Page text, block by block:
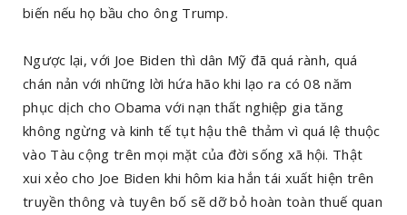
biến nếu họ bầu cho ông Trump.
Ngược lại, với Joe Biden thì dân Mỹ đã quá rành, quá
chán nản với những lời hứa hão khi lạo ra có 08 năm
phục dịch cho Obama với nạn thất nghiệp gia tăng
không ngừng và kinh tế tụt hậu thê thảm vì quá lệ thuộc
vào Tàu cộng trên mọi mặt của đời sống xã hội. Thật
xui xẻo cho Joe Biden khi hôm kia hắn tái xuất hiện trên
truyền thông và tuyên bố sẽ dỡ bỏ hoàn toàn thuế quan